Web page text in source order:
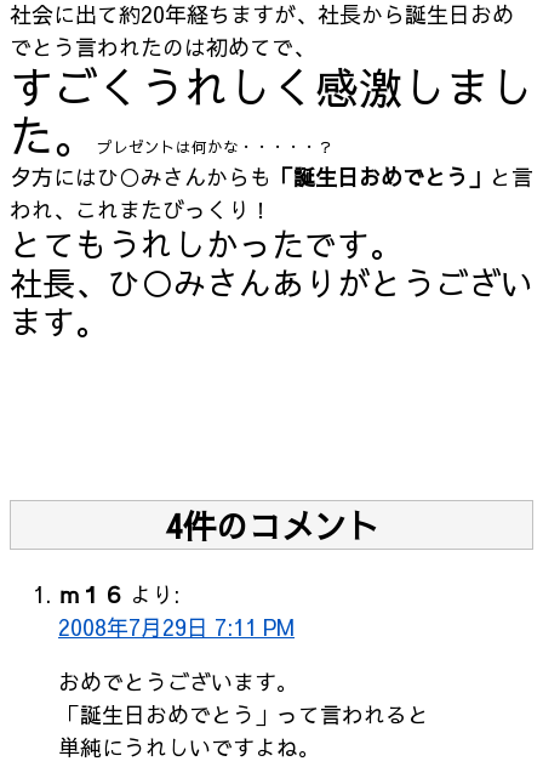
社会に出て約20年経ちますが、社長から誕生日おめ
でとう言われたのは初めてで、
すごくうれしく感激しまし
た。
プレゼントは何かな・・・・・？
夕方にはひ○みさんからも 「誕生日おめでとう」 と言
われ、これまたびっくり！
とてもうれしかったです。
社長、ひ○みさんありがとうござい
ます。
4件のコメント
ｍ１６ より:
2008年7月29日 7:11 PM
おめでとうございます。
「誕生日おめでとう」って言われると
単純にうれしいですよね。